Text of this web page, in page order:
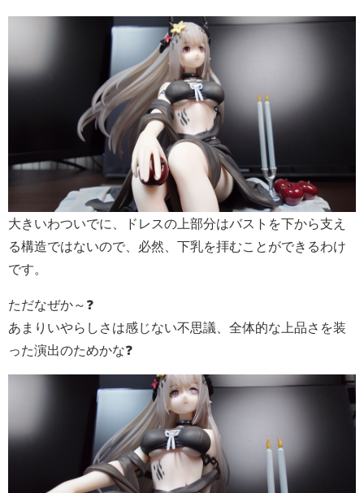
大きいわついでに、ドレスの上部分はバストを下から支え
る構造ではないので、必然、下乳を拝むことができるわけ
です。
ただなぜか～❓
あまりいやらしさは感じない不思議、全体的な上品さを装
った演出のためかな❓